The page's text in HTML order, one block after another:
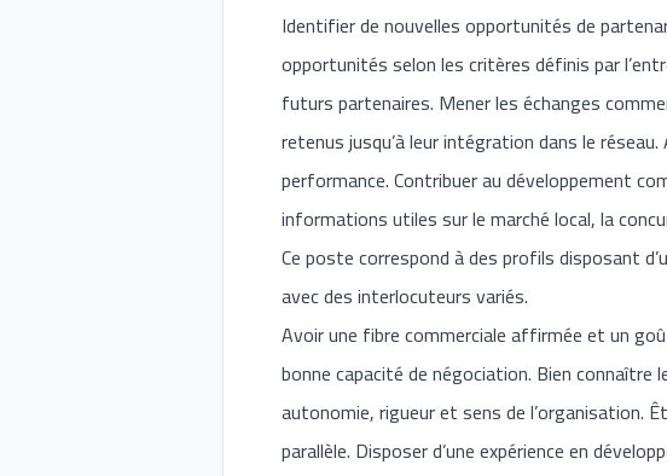
Identifier de nouvelles opportunités de
opportunités selon les critères définis par
futurs partenaires. Mener les échanges
retenus jusqu’à leur intégration dans le
performance. Contribuer au développement
informations utiles sur le marché local, la
Ce poste correspond à des profils disposant
avec des interlocuteurs variés.
Avoir une fibre commerciale affirmée et un
bonne capacité de négociation. Bien
autonomie, rigueur et sens de l’organisation.
parallèle. Disposer d’une expérience en